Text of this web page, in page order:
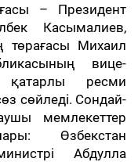
– Президент
Касымалиев,
төрағасы Михаил
вице-
қатарлы ресми
сөйледі. Сондай-
мемлекеттер
Өзбекстан
Абдулла